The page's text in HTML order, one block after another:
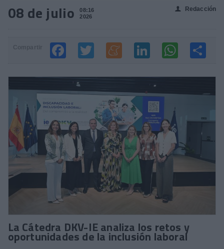
08 de julio
08:16
2026
👤 Redacción
La Cátedra DKV-IE analiza los retos y
oportunidades de la inclusión laboral